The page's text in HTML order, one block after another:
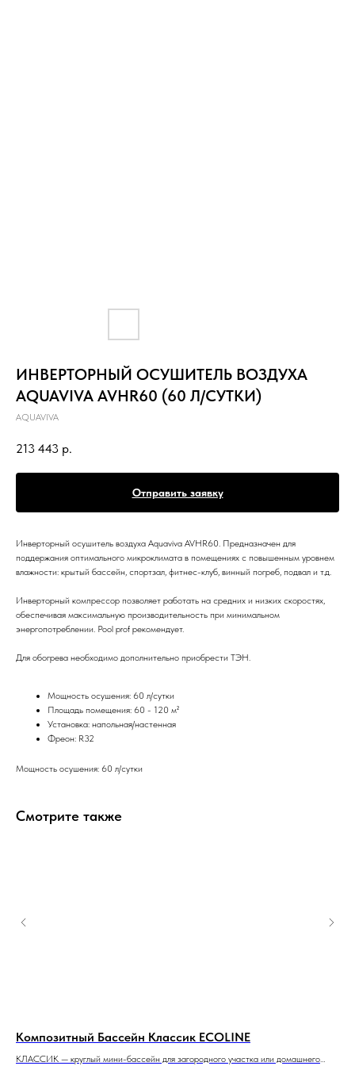
ИНВЕРТОРНЫЙ ОСУШИТЕЛЬ ВОЗДУХА
AQUAVIVA AVHR60 (60 Л/СУТКИ)
AQUAVIVA
213 443 р.
Отправить заявку
Инверторный осушитель воздуха Aquaviva AVHR60. Предназначен для
поддержания оптимального микроклимата в помещениях с повышенным уровнем
влажности: крытый бассейн, спортзал, фитнес-клуб, винный погреб, подвал и т.д.
Инверторный компрессор позволяет работать на средних и низких скоростях,
обеспечивая максимальную производительность при минимальном
энергопотреблении. Pool prof рекомендует.
Для обогрева необходимо дополнительно приобрести ТЭН.
Мощность осушения: 60 л/сутки
Площадь помещения: 60 - 120 м²
Установка: напольная/настенная
Фреон: R32
Мощность осушения: 60 л/сутки
Смотрите также
Композитный Бассейн Классик ECOLINE
КЛАССИК — круглый мини-бассейн для загородного участка или домашнего